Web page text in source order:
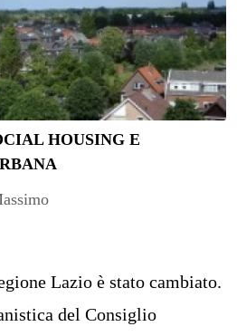
HOUSING E
Lazio è stato cambiato.
del Consiglio